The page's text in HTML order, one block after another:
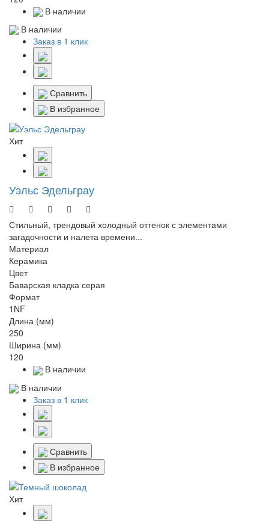
В наличии
В наличии
Заказ в 1 клик
Сравнить
В избранное
Хит
Уэльс Эдельграу
Стильный, трендовый холодный оттенок с элементами
загадочности и налета времени...
Материал
Керамика
Цвет
Баварская кладка серая
Формат
1NF
Длина (мм)
250
Ширина (мм)
120
В наличии
В наличии
Заказ в 1 клик
Сравнить
В избранное
Хит